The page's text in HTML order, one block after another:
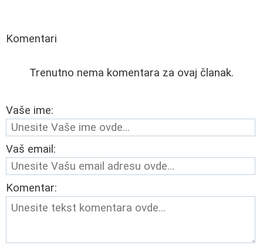
Komentari
Trenutno nema komentara za ovaj članak.
Vaše ime:
Vaš email:
Komentar: